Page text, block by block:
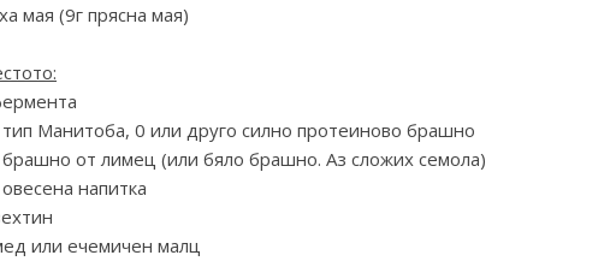
мая (9г прясна мая)
тип Манитоба, 0 или друго силно протеиново брашно
брашно от лимец (или бяло брашно. Аз сложих семола)
напитка
или ечемичен малц